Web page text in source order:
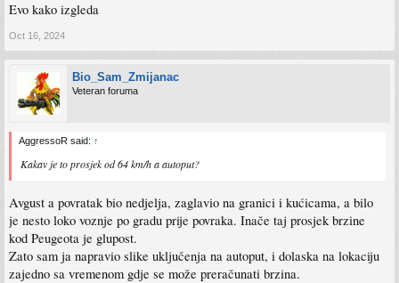
Evo kako izgleda
Oct 16, 2024
Bio_Sam_Zmijanac
Veteran foruma
AggressoR said: ↑
Kakav je to prosjek od 64 km/h a autoput?
Avgust a povratak bio nedjelja, zaglavio na granici i kućicama, a bilo
je nesto loko voznje po gradu prije povraka. Inače taj prosjek brzine
kod Peugeota je glupost.
Zato sam ja napravio slike uključenja na autoput, i dolaska na lokaciju
zajedno sa vremenom gdje se može preračunati brzina.